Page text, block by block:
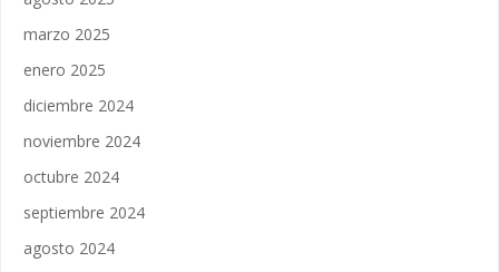
marzo 2025
enero 2025
diciembre 2024
noviembre 2024
octubre 2024
septiembre 2024
agosto 2024